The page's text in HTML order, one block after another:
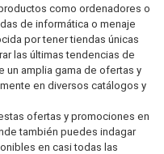
como ordenadores o
de informática o menaje
por tener tiendas únicas
las últimas tendencias de
un amplia gama de ofertas y
en diversos catálogos y
ofertas y promociones en
también puedes indagar
en casi todas las